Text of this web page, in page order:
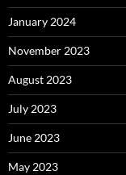
January 2024
November 2023
August 2023
July 2023
June 2023
May 2023